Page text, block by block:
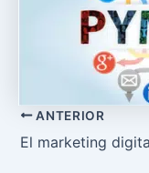
ANTERIOR
El marketing